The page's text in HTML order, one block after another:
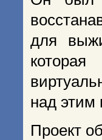
для
над этим
Проект